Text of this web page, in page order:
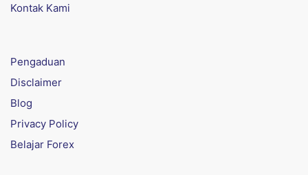
Kontak Kami
Pengaduan
Disclaimer
Blog
Privacy Policy
Belajar Forex